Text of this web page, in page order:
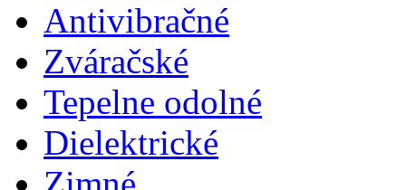
Antivibračné
Zváračské
Tepelne odolné
Dielektrické